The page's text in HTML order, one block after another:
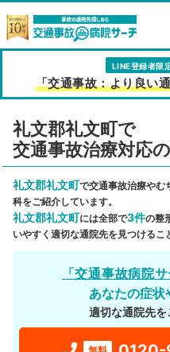
LINE登録者限
「交通事故：より良い
礼文郡礼文町で
交通事故治療対応
礼文郡礼文町で交通事故治療やむ
科をご紹介しています。
礼文郡礼文町には全部で3件の整
いやすく適切な通院先を見つけるこ
「交通事故病院
あなたの症状
適切な通院先を